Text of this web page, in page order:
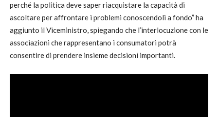
perché la politica deve saper riacquistare la capacità di
ascoltare per affrontare i problemi conoscendoli a fondo” ha
aggiunto il Viceministro, spiegando che l’interlocuzione con le
associazioni che rappresentano i consumatori potrà
consentire di prendere insieme decisioni importanti.